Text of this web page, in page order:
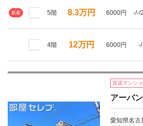
新着 5階 8.3万円 6000円 -/-/
4階 12万円 6000円
賃貸マンシ
アーバ
愛知県名古